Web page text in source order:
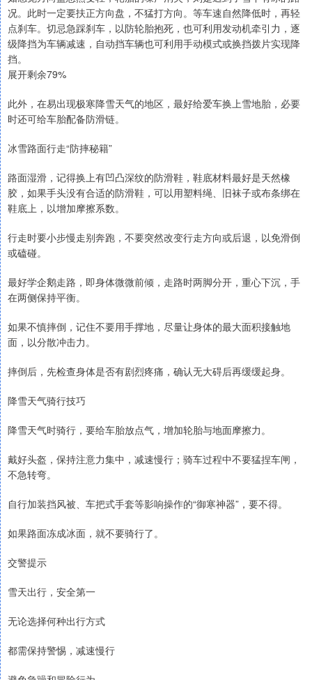
况。此时一定要扶正方向盘，不猛打方向。等车速自然降低时，再轻
点刹车。切忌急踩刹车，以防轮胎抱死，也可利用发动机牵引力，逐
级降挡为车辆减速，自动挡车辆也可利用手动模式或换挡拨片实现降
挡。
展开剩余79%
此外，在易出现极寒降雪天气的地区，最好给爱车换上雪地胎，必要
时还可给车胎配备防滑链。
冰雪路面行走“防摔秘籍”
路面湿滑，记得换上有凹凸深纹的防滑鞋，鞋底材料最好是天然橡
胶，如果手头没有合适的防滑鞋，可以用塑料绳、旧袜子或布条绑在
鞋底上，以增加摩擦系数。
行走时要小步慢走别奔跑，不要突然改变行走方向或后退，以免滑倒
或磕碰。
最好学企鹅走路，即身体微微前倾，走路时两脚分开，重心下沉，手
在两侧保持平衡。
如果不慎摔倒，记住不要用手撑地，尽量让身体的最大面积接触地
面，以分散冲击力。
摔倒后，先检查身体是否有剧烈疼痛，确认无大碍后再缓缓起身。
降雪天气骑行技巧
降雪天气时骑行，要给车胎放点气，增加轮胎与地面摩擦力。
戴好头盔，保持注意力集中，减速慢行；骑车过程中不要猛捏车闸，
不急转弯。
自行加装挡风被、车把式手套等影响操作的“御寒神器”，要不得。
如果路面冻成冰面，就不要骑行了。
交警提示
雪天出行，安全第一
无论选择何种出行方式
都需保持警惕，减速慢行